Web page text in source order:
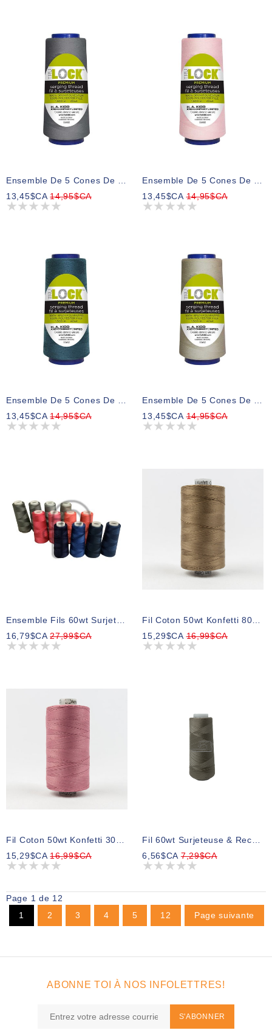
13,45$CA14,95$CA
13,45$CA14,95$CA
13,45$CA14,95$CA
13,45$CA14,95$CA
16,79$CA27,99$CA
15,29$CA16,99$CA
Fil Coton 50wt Konfetti 300 1000m
15,29$CA16,99$CA
Fil 60wt Surjeteuse & Recouvreuse Filio Tex27 66264 1500m
6,56$CA7,29$CA
Page 1 de 12
1
2 3 4 5 12 Page suivante
ABONNE TOI À NOS INFOLETTRES!
S'ABONNER